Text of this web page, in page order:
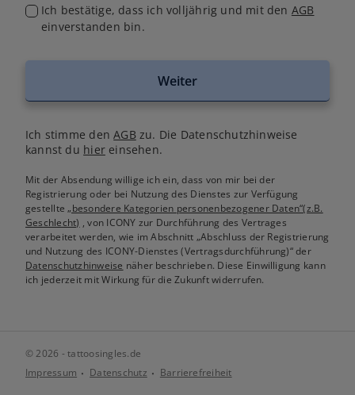
Ich bestätige, dass ich volljährig und mit den AGB
einverstanden bin.
Weiter
Ich stimme denAGB zu. Die Datenschutzhinweise
kannst du hiereinsehen.
Mit der Absendung willige ich ein, dass von mir bei der
Registrierung oder bei Nutzung des Dienstes zur Verfügung
gestellte„besondere Kategorien personenbezogener Daten“(z.B.
Geschlecht) , von ICONY zur Durchführung des Vertrages
verarbeitet werden, wie im Abschnitt „Abschluss der Registrierung
und Nutzung des ICONY-Dienstes (Vertragsdurchführung)“ der
Datenschutzhinweise näher beschrieben. Diese Einwilligung kann
ich jederzeit mit Wirkung für die Zukunft widerrufen.
© 2026 - tattoosingles.de
Impressum
Datenschutz Barrierefreiheit